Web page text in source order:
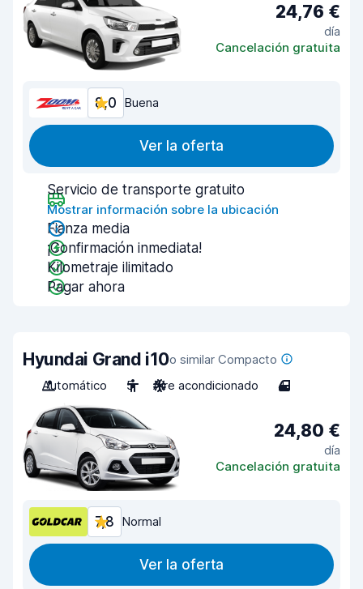
24,76 €
día
Cancelación gratuita
8,0 Buena
Ver la oferta
Servicio de transporte gratuito
Mostrar información sobre la ubicación
Fianza media
¡Confirmación inmediata!
Kilometraje ilimitado
Pagar ahora
Hyundai Grand i10o similar Compacto
Automático
5 Aire acondicionado 4
24,80 €
día
Cancelación gratuita
7,8 Normal
Ver la oferta